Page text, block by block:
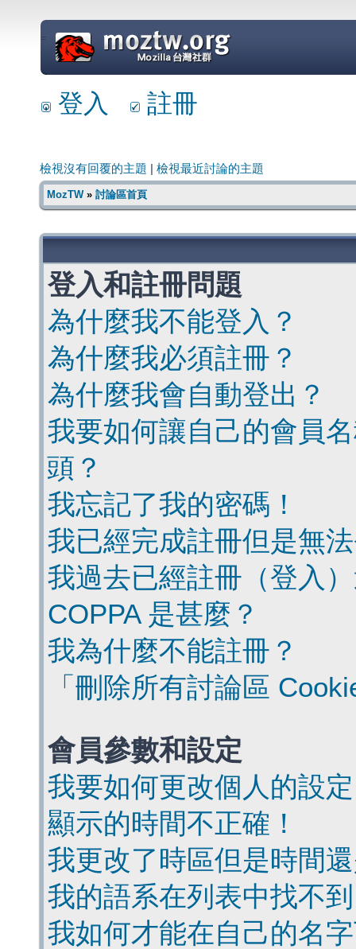
=
登入 註冊
檢視沒有回覆的主題 檢視最近討論的主題
MozTW» 討論區首頁
登入和註冊問題
為什麼我不能登入？
為什麼我必須註冊？
為什麼我會自動登出？
我要如何讓自己的會員
頭？
我忘記了我的密碼！
我已經完成註冊但是無
我過去已經註冊（登入
COPPA 是甚麼？
我為什麼不能註冊？
「刪除所有討論區
會員參數和設定
我要如何更改個人的設
顯示的時間不正確！
我更改了時區但是時間
我的語系在列表中找不
我如何才能在自己的名